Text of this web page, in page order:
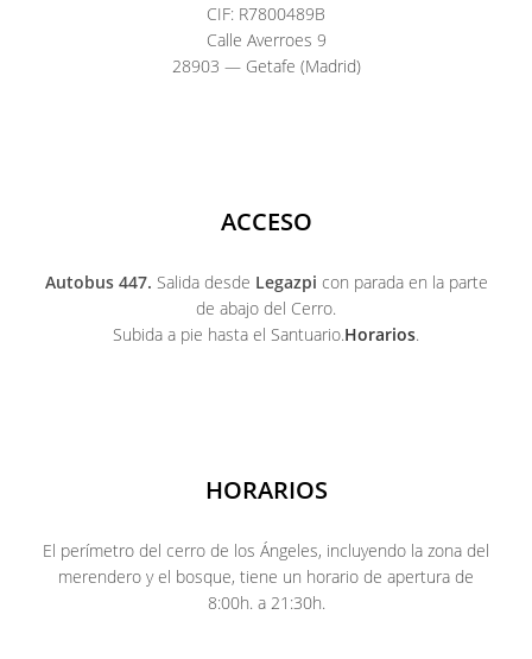
CIF: R7800489B
Calle Averroes 9
28903 — Getafe (Madrid)
ACCESO
Autobus 447. Salida desde Legazpi con parada en la parte
de abajo del Cerro.
Subida a pie hasta el Santuario.Horarios.
HORARIOS
El perímetro del cerro de los Ángeles, incluyendo la zona del
merendero y el bosque, tiene un horario de apertura de
8:00h. a 21:30h.